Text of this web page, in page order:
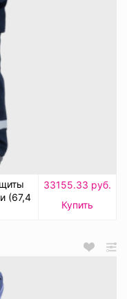
(67,4
33155.33 руб.
Купить